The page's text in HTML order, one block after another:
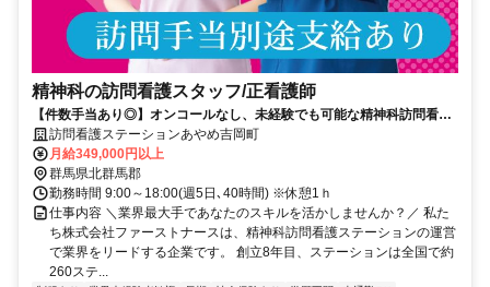
精神科の訪問看護スタッフ/正看護師
【件数手当あり◎】オンコールなし、未経験でも可能な精神科訪問看護
ステーション。正看護師募集
訪問看護ステーションあやめ吉岡町
月給349,000円以上
群馬県北群馬郡
勤務時間 9:00～18:00(週5日､40時間) ※休憩1ｈ
仕事内容 ＼業界最大手であなたのスキルを活かしませんか？／ 私た
ち株式会社ファーストナースは、精神科訪問看護ステーションの運営
で業界をリードする企業です。 創立8年目、ステーションは全国で約
260ステ...